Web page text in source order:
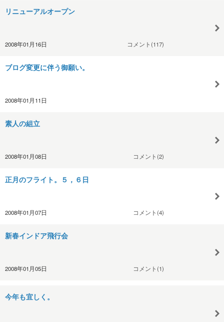
リニューアルオープン
2008年01月16日 コメント(117)
ブログ変更に伴う御願い。
2008年01月11日
素人の組立
2008年01月08日 コメント(2)
正月のフライト。５，６日
2008年01月07日 コメント(4)
新春インドア飛行会
2008年01月05日 コメント(1)
今年も宜しく。